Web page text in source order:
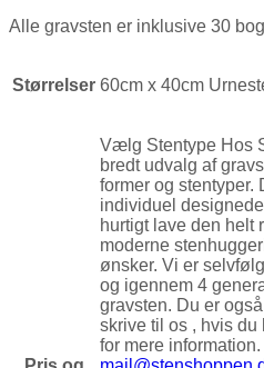
Alle gravsten er inklusive 30
Størrelser 60cm x 40cm
Vælg Stentype Hos
bredt udvalg af
former og
individuel
hurtigt lave den helt
moderne
ønsker. Vi er
og igennem 4
gravsten. Du er
skrive til os , hvis
for mere